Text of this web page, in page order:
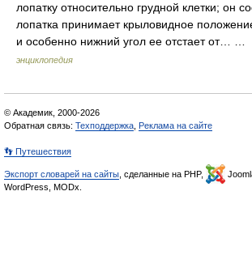
лопатку относительно грудной клетки; он
лопатка принимает крыловидное
и особенно нижний угол ее отстает от… …
энциклопедия
© Академик, 2000-2026
Обратная связь: Техподдержка Реклама на сайте
👣 Путешествия
Экспорт словарей на сайты , сделанные на PHP,
WordPress, MODx.